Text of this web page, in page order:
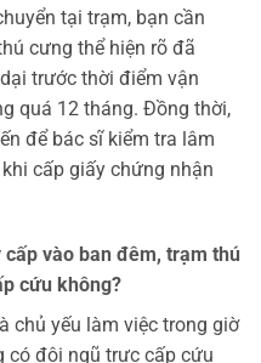
tại trạm, bạn cần
cưng thể hiện rõ đã
trước thời điểm vận
quá 12 tháng. Đồng thời,
để bác sĩ kiểm tra lâm
cấp giấy chứng nhận
vào ban đêm, trạm thú
cứu không?
chủ yếu làm việc trong giờ
có đội ngũ trực cấp cứu